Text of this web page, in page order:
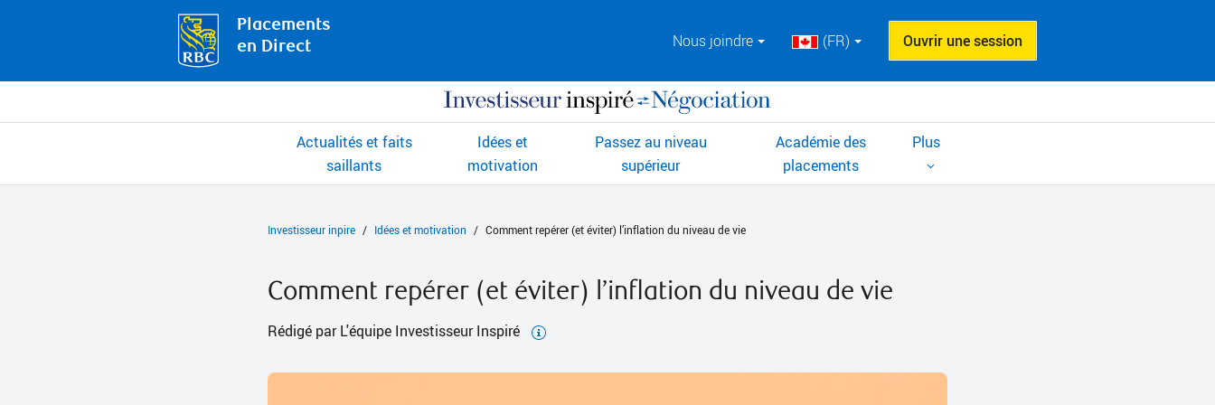
Placements
en Direct
Nous joindre (FR) Ouvrir une session
Actualités et faits
saillants
Idées et
motivation
Passez au niveau
supérieur
Académie des
placements
Plus
Investisseur inpire Idées et motivation Comment repérer (et éviter) l’inflation du niveau de vie
Comment repérer (et éviter) l’inflation du niveau de vie
Rédigé par L'équipe Investisseur Inspiré